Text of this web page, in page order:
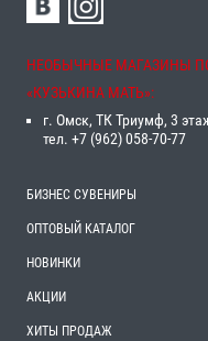
НЕОБЫЧНЫЕ МАГАЗИНЫ
«‎КУЗЬКИНА МАТЬ»‎:
г. Омск, ТК Триумф, 3
тел. +7 (962) 058-70-77
БИЗНЕС СУВЕНИРЫ
ОПТОВЫЙ КАТАЛОГ
НОВИНКИ
АКЦИИ
ХИТЫ ПРОДАЖ